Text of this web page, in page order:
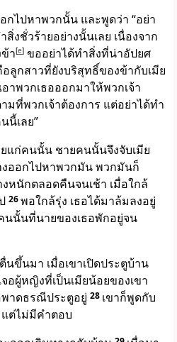
กไปหาพวกนั้น และพูดว่า “อย่า
งชั่วร้ายอย่างนั้นเลย เนื่องจาก
า[e] ขออย่าได้ทำสิ่งที่น่าอัปยศ
ลูกสาวที่ยังบริสุทธิ์ของข้ากับเมีย
าพวกเธอออกมาให้พวกเจ้า
ที่พวกเจ้าต้องการ แต่อย่าได้ทำ
นี้เลย”
แก่คนนั้น ชายคนนั้นจึงจับเมีย
งออกไปหาพวกมัน พวกมันก็
หนักตลอดคืนจนเช้า เมื่อใกล้
26พอใกล้รุ่ง เธอได้มาล้มลงอยู่
นนั้นที่นายของเธอพักอยู่จน
นขึ้นมา เมื่อเขาเปิดประตูบ้าน
อผู้หญิงที่เป็นเมียน้อยของเขา
าดธรณีประตูอยู่ 28 เขาก็พูดกับ
แต่ไม่มีคำตอบ